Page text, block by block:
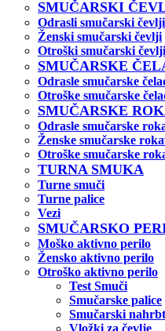
SMUČARSKI
Odrasli smučarski čevlji
Ženski smučarski čevlji
Otroški smučarski čevlji
SMUČARSKE
Odrasle smučarske
Otroške smučarske
SMUČARSKE
Odrasle smučarske
Ženske smučarske
Otroške smučarske
TURNA SMUKA
Turne smuči
Turne palice
Vezi
SMUČARSKO
Moško aktivno perilo
Žensko aktivno perilo
Otroško aktivno perilo
Test Smuči
Smučarske palice
Smučarski
Vložki za čevlje